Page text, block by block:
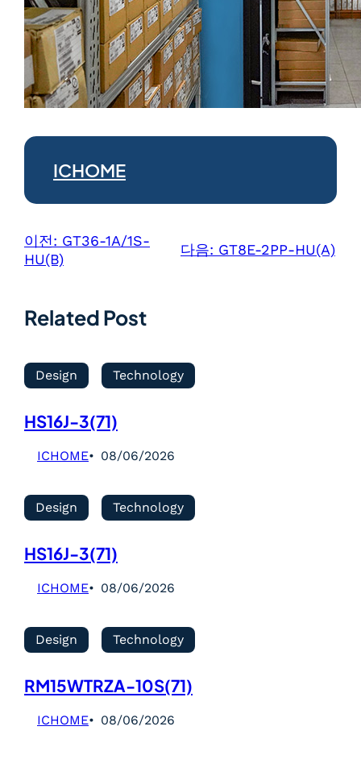
ICHOME
이전: GT36-1A/1S-
HU(B)
다음: GT8E-2PP-HU(A)
Related Post
Design Technology
HS16J-3(71)
ICHOME 08/06/2026
Design Technology
HS16J-3(71)
ICHOME 08/06/2026
Design Technology
RM15WTRZA-10S(71)
ICHOME 08/06/2026